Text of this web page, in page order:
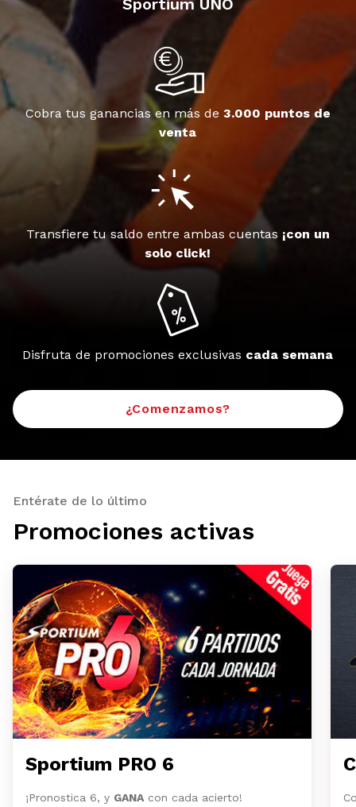
Sportium UNO
Cobra tus ganancias en más de 3.000 puntos de
venta
Transfiere tu saldo entre ambas cuentas ¡con un
solo click!
Disfruta de promociones exclusivas cada semana
¿Comenzamos?
Entérate de lo último
Promociones activas
Sportium PRO 6
¡Pronostica 6, y GANA con cada acierto!